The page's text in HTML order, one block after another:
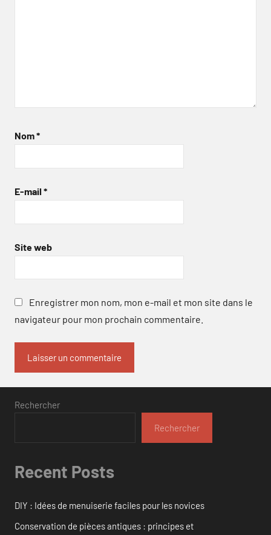
Nom*
E-mail *
Site web
Enregistrer mon nom, mon e-mail et mon site dans le
navigateur pour mon prochain commentaire.
Rechercher
Rechercher
Recent Posts
DIY : Idées de menuiserie faciles pour les novices
Conservation de pièces antiques : principes et